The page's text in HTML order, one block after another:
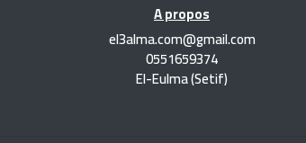
A propos
el3alma.com@gmail.com
0551659374
El-Eulma (Setif)